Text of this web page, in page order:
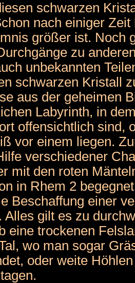
schwarzen
nach einiger
größer ist. Noch
zu
unbekannten
schwarzen Kristall
aus der geheimen
Labyrinth, in
offensichtlich sind,
vor einem liegen.
verschiedener
mit den roten
in Rhem 2
Beschaffung einer
Alles gilt es zu
eine trockenen
wo man sogar
oder weite